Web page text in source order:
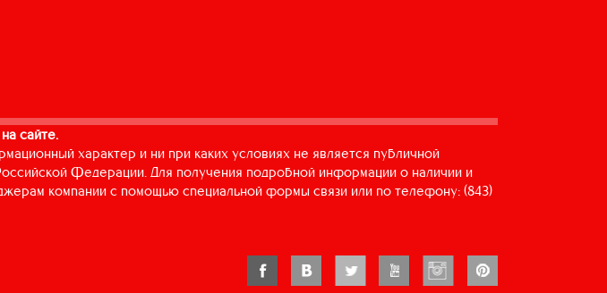
сайте.
характер и ни при каких условиях не является публичной
Федерации. Для получения подробной информации о наличии и
компании с помощью специальной формы связи или по телефону: (843)